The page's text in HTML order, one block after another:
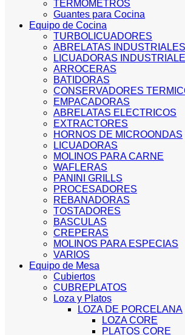
TERMOMETROS
Guantes para Cocina
Equipo de Cocina
TURBOLICUADORES
ABRELATAS INDUSTRIALES
LICUADORAS
ARROCERAS
BATIDORAS
CONSERVADORES
EMPACADORAS
ABRELATAS ELECTRICOS
EXTRACTORES
HORNOS DE MICROONDAS
LICUADORAS
MOLINOS PARA CARNE
WAFLERAS
PANINI GRILLS
PROCESADORES
REBANADORAS
TOSTADORES
BASCULAS
CREPERAS
MOLINOS PARA ESPECIAS
VARIOS
Equipo de Mesa
Cubiertos
CUBREPLATOS
Loza y Platos
LOZA DE PORCELANA
LOZA CORE
PLATOS CORE